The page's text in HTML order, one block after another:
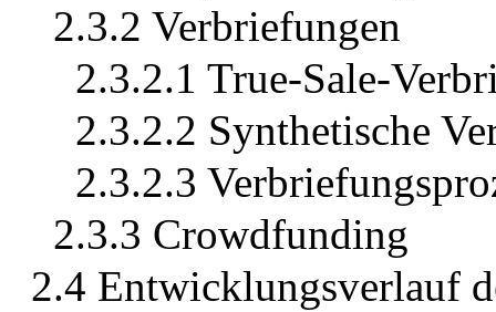
2.3.2 Verbriefungen
2.3.2.1 True-Sale-
2.3.2.2 Synthetische
2.3.2.3
2.3.3 Crowdfunding
2.4 Entwicklungsverlauf